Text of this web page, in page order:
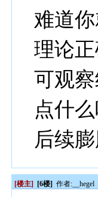
难道
理论
可观
点什么
后续
[楼主] [6楼] 作者: __hegel